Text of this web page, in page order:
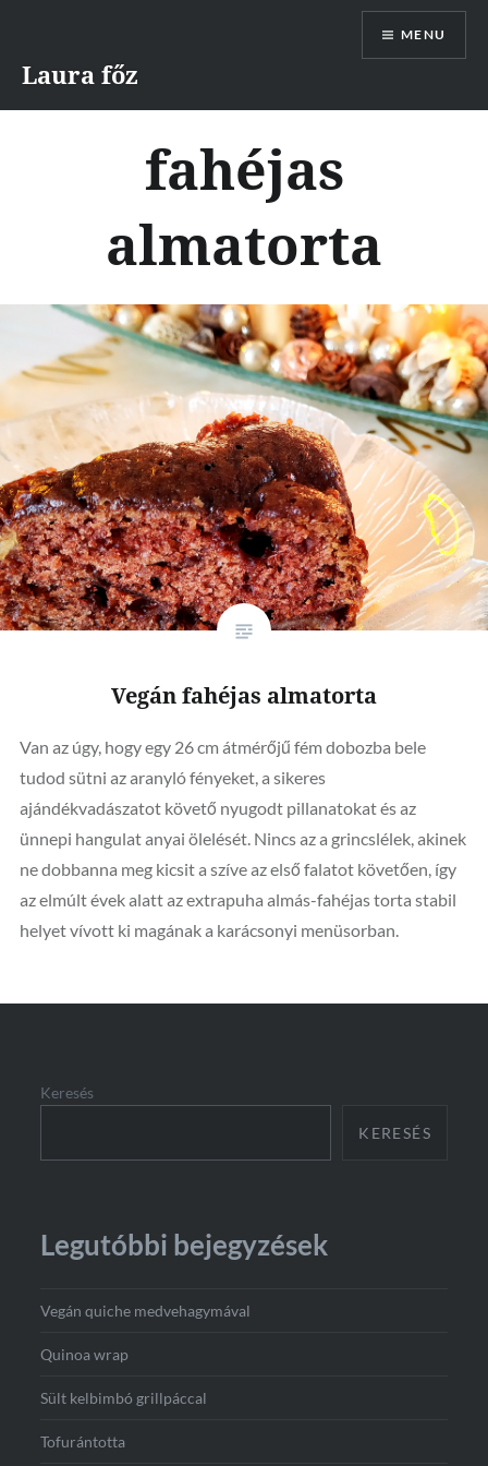
content
Laura főz
MENU
fahéjas
almatorta
Vegán fahéjas almatorta
Van az úgy, hogy egy 26 cm átmérőjű fém dobozba bele
tudod sütni az aranyló fényeket, a sikeres
ajándékvadászatot követő nyugodt pillanatokat és az
ünnepi hangulat anyai ölelését. Nincs az a grincslélek, akinek
ne dobbanna meg kicsit a szíve az első falatot követően, így
az elmúlt évek alatt az extrapuha almás-fahéjas torta stabil
helyet vívott ki magának a karácsonyi menüsorban.
Keresés
KERESÉS
Legutóbbi bejegyzések
Vegán quiche medvehagymával
Quinoa wrap
Sült kelbimbó grillpáccal
Tofurántotta